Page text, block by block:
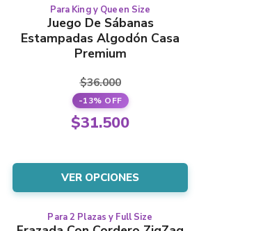
Para King y Queen Size
Juego De Sábanas
Estampadas Algodón Casa
Premium
$36.000
-13% OFF
El
original
era:
$36.000.
$31.500
precio
actual
$31.500.
VER OPCIONES
Este
producto
tiene
varias
Las
opciones
se
en
la
página
producto
Para 2 Plazas y Full Size
Este